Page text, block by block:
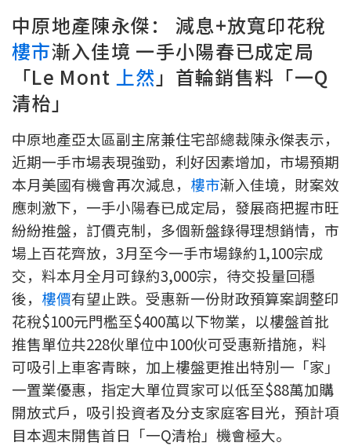
火險、家居、寵物保險
保險資訊專欄
聯絡我們
聯絡方法
網上申請按揭轉介
條款及細則
私隱政策
简
本網頁所提供資料僅作參考用途。
若因錯漏而引致任何不便或損失，中原按揭概不負責。
本網站採用無障礙網頁設計，如有任何問題，可查詢：
2889 2886 / cmb@mail.centanet.com
中原地產 | 網上搵樓 |
中原工商舖
© 2026 中原按揭經紀有限公司 Centaline Mortgage Broker Limited 版權所有
中原地產陳永傑： 減息+放寬印花稅
樓市漸入佳境 一手小陽春已成定局
「Le Mont 上然 」首輪銷售料「一Q
清枱」
中原地產亞太區副主席兼住宅部總裁陳永傑表示，
近期一手市場表現強勁，利好因素增加，市場預期
本月美國有機會再次減息， 樓市漸入佳境，財案效
應刺激下，一手小陽春已成定局，發展商把握市旺
紛紛推盤，訂價克制，多個新盤錄得理想銷情，市
場上百花齊放，3月至今一手市場錄約1,100宗成
交，料本月全月可錄約3,000宗，待交投量回穩
後， 樓價有望止跌。受惠新一份財政預算案調整印
花稅$100元門檻至$400萬以下物業，以樓盤首批
推售單位共228伙單位中100伙可受惠新措施，料
可吸引上車客青睞，加上樓盤更推出特別一「家」
一置業優惠，指定大單位買家可以低至$88萬加購
開放式戶，吸引投資者及分支家庭客目光，預計項
目本週末開售首日「一Q清枱」機會極大。